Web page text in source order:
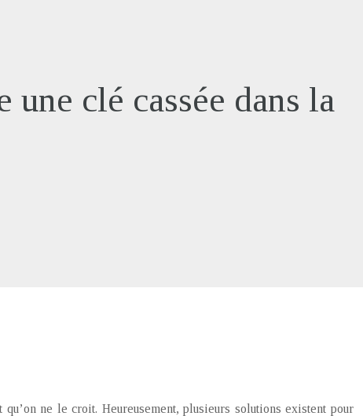
clé cassée dans la
ne le croit. Heureusement, plusieurs solutions existent pour